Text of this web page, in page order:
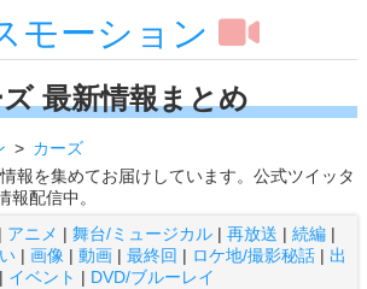
モーション
最新情報まとめ
カーズ
報を集めてお届けしています。公式ツイッタ
報配信中。
| アニメ | 舞台/ミュージカル | 再放送 | 続編 |
| 画像 | 動画 | 最終回 | ロケ地/撮影秘話 | 出
| イベント | DVD/ブルーレイ